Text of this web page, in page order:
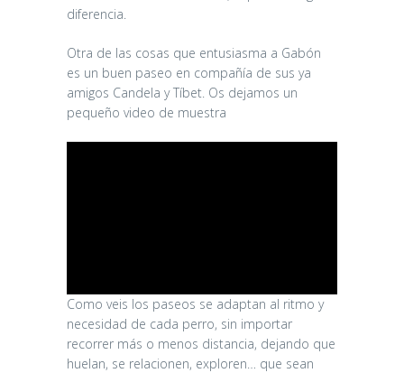
diferencia.
Otra de las cosas que entusiasma a Gabón
es un buen paseo en compañía de sus ya
amigos Candela y Tíbet. Os dejamos un
pequeño video de muestra
Como veis los paseos se adaptan al ritmo y
necesidad de cada perro, sin importar
recorrer más o menos distancia, dejando que
huelan, se relacionen, exploren… que sean